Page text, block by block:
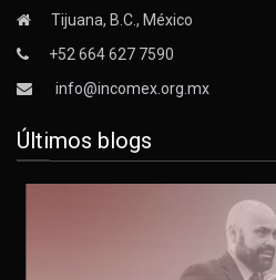
Tijuana, B.C., México
+52 664 627 7590
info@incomex.org.mx
Últimos blogs